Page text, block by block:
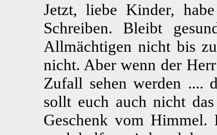
Jetzt, liebe Kinder,
Schreiben. Bleibt
Allmächtigen nicht bis
nicht. Aber wenn der
Zufall sehen werden ....
sollt euch auch nicht
Geschenk vom